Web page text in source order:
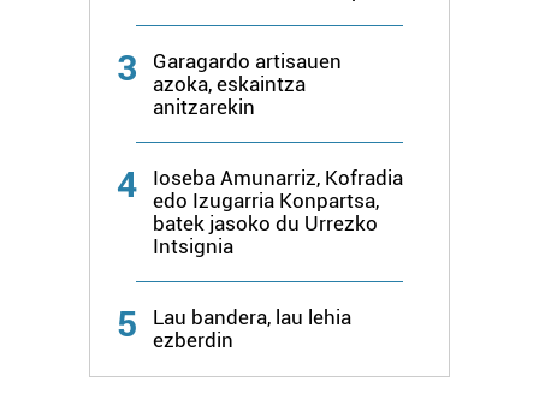
3
Garagardo artisauen
azoka, eskaintza
anitzarekin
4
Ioseba Amunarriz, Kofradia
edo Izugarria Konpartsa,
batek jasoko du Urrezko
Intsignia
5
Lau bandera, lau lehia
ezberdin